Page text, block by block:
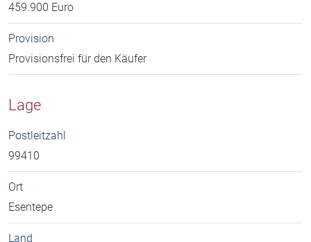
459.900 Euro
Provision
Provisionsfrei für den Käufer
Lage
Postleitzahl
99410
Ort
Esentepe
Land